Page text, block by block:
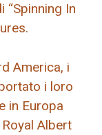
“Spinning In
America, i
i loro
in Europa
Albert